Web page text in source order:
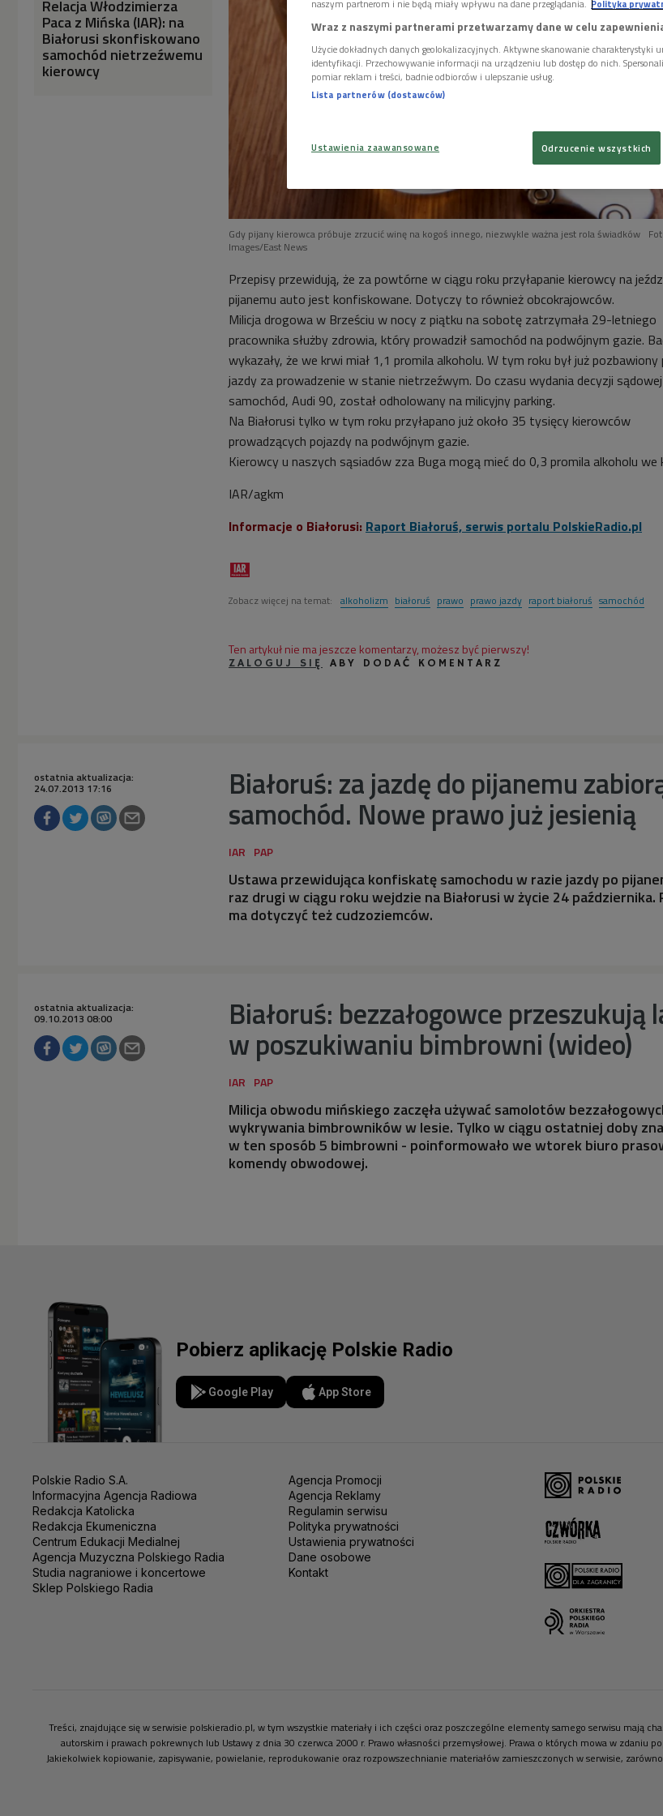
Relacja Włodzimierza
Paca z Mińska (IAR): na
Białorusi skonfiskowano
samochód nietrzeźwemu
kierowcy
Gdy pijany kierowca próbuje zrzucić winę na kogoś innego, niezwykle ważna jest rola świadków
Images/East News
Przepisy przewidują, że za powtórne w ciągu roku przyłapanie kierowcy na
pijanemu auto jest konfiskowane. Dotyczy to również obcokrajowców.
Milicja drogowa w Brześciu w nocy z piątku na sobotę zatrzymała 29-letniego
pracownika służby zdrowia, który prowadził samochód na podwójnym gazie.
wykazały, że we krwi miał 1,1 promila alkoholu. W tym roku był już pozbawiony
jazdy za prowadzenie w stanie nietrzeźwym. Do czasu wydania decyzji
samochód, Audi 90, został odholowany na milicyjny parking.
Na Białorusi tylko w tym roku przyłapano już około 35 tysięcy kierowców
prowadzących pojazdy na podwójnym gazie.
Kierowcy u naszych sąsiadów zza Buga mogą mieć do 0,3 promila alkoholu we
IAR/agkm
Informacje o Białorusi: Raport Białoruś, serwis portalu PolskieRadio.pl
Zobacz więcej na temat: alkoholizm białoruś prawo prawo jazdy raport białoruś samochód
Ten artykuł nie ma jeszcze komentarzy, możesz być pierwszy!
ZALOGUJ SIĘ ABY DODAĆ KOMENTARZ
Białoruś: za jazdę do pijanemu
samochód. Nowe prawo już jesienią
ostatnia aktualizacja:
24.07.2013 17:16
Ustawa przewidująca konfiskatę samochodu w razie jazdy po
raz drugi w ciągu roku wejdzie na Białorusi w życie 24 października.
ma dotyczyć też cudzoziemców.
Białoruś: bezzałogowce przeszukują
w poszukiwaniu bimbrowni (wideo)
ostatnia aktualizacja:
09.10.2013 08:00
Milicja obwodu mińskiego zaczęła używać samolotów
wykrywania bimbrowników w lesie. Tylko w ciągu ostatniej doby
w ten sposób 5 bimbrowni - poinformowało we wtorek biuro
komendy obwodowej.
Pobierz aplikację Polskie Radio
Google Play App Store
Polskie Radio S.A.
Informacyjna Agencja Radiowa
Redakcja Katolicka
Redakcja Ekumeniczna
Centrum Edukacji Medialnej
Agencja Muzyczna Polskiego Radia
Studia nagraniowe i koncertowe
Sklep Polskiego Radia
Agencja Promocji
Agencja Reklamy
Regulamin serwisu
Polityka prywatności
Ustawienia prywatności
Dane osobowe
Kontakt
Treści, znajdujące się w serwisie polskieradio.pl, w tym wszystkie materiały i ich części oraz poszczególne elementy samego serwisu mają
autorskim i prawach pokrewnych lub Ustawy z dnia 30 czerwca 2000 r. Prawo własności przemysłowej. Prawa o których mowa w zdaniu
Jakiekolwiek kopiowanie, zapisywanie, powielanie, reprodukowanie oraz rozpowszechnianie materiałów zamieszczonych w serwisie,
naszym partnerom i nie będą miały wpływu na dane przeglądania. Polityka
Wraz z naszymi partnerami przetwarzamy dane w celu
Użycie dokładnych danych geolokalizacyjnych. Aktywne skanowanie charakterystyki
identyfikacji. Przechowywanie informacji na urządzeniu lub dostęp do nich.
pomiar reklam i treści, badnie odbiorców i ulepszanie usług.
Lista partnerów (dostawców)
Ustawienia zaawansowane Odrzucenie wszystkich